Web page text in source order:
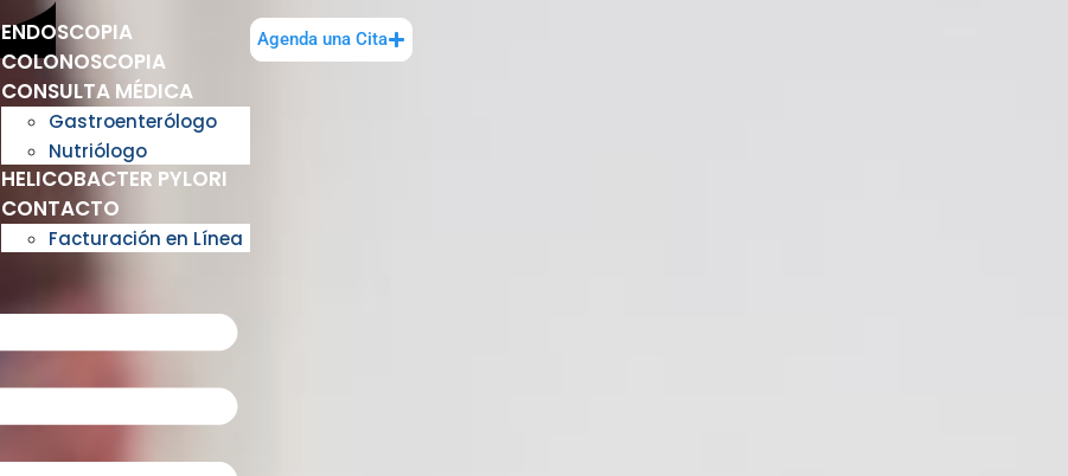
ENDOSCOPIA
COLONOSCOPIA
CONSULTA MÉDICA
Gastroenterólogo
Nutriólogo
HELICOBACTER PYLORI
CONTACTO
Facturación en Línea
Agenda una Cita